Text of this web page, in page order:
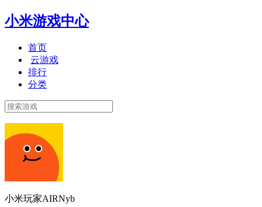
小米游戏中心
首页
云游戏
排行
分类
小米玩家AIRNyb